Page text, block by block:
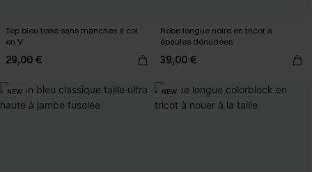
Top bleu tissé sans manches à col
en V
29,00 €
Robe longue noire en tricot à
épaules dénudées
39,00 €
NEW NEW